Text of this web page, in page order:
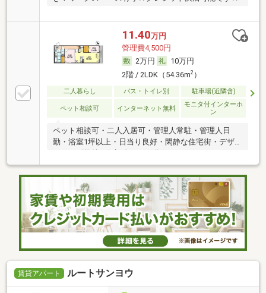
11.40万円
管理費4,500円
2万円
10万円
2階 / 2LDK（54.36m2）
二人暮らし バス・トイレ別 駐車場(近隣含)
ペット相談可 インターネット無料
モニタ付インターホ
ン
ペット相談可・二人入居可・管理人常駐・管理人日
勤・浴室1坪以上・日当り良好・閑静な住宅街・デザ
賃貸アパート ルートサンヨウ